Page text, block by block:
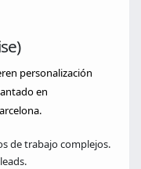
personalización
en
de trabajo complejos.